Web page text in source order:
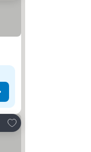
Adicionar aos favoritos